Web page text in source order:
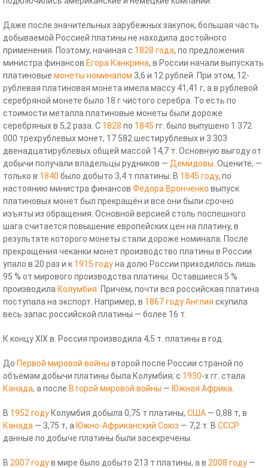
Даже после значительных зарубежных закупок, большая часть
добываемой Россией платины не находила достойного
применения. Поэтому, начиная с 1828 года, по предложения
министра финансов Егора Канкрина, в России начали выпускать
платиновые монеты номиналом 3,6 и 12 рублей. При этом, 12-
рублевая платиновая монета имела массу 41,41 г, а в рублевой
серебряной монете было 18 г чистого серебра. То есть по
стоимости металла платиновые монеты были дороже
серебряных в 5,2 раза. С 1828 по 1845 гг. было выпушено 1 372
000 трехрублевых монет, 17 582 шестирублевых и 3 303
двенадцатирублевых общей массой 14,7 т. Основную выгоду от
добычи получали владельцы рудников — Демидовы . Оцените, —
только в 1840 было добыто 3,4 т платины. В 1845 году, по
настоянию министра финансов Фёдора Вронченко выпуск
платиновых монет был прекращён и все они были срочно
изъяты из обращения. Основной версией столь поспешного
шага считается повышение европейских цен на платину, в
результате которого монеты стали дороже номинала. После
прекращения чеканки монет производство платины в России
упало в 20 раз и к 1915 годуна долю России приходилось лишь
95 % от мирового производства платины. Оставшиеся 5 %
производила Колумбия . Причем, почти вся российская платина
поступала на экспорт. Например, в 1867 годуАнглия скупила
весь запас российской платины — более 16 т.
К концу XIX в. Россия производила 4,5 т. платины в год.
До Первой мировой войны второй после России страной по
объемам добычи платины была Колумбия; с 1930-х гг. стала
Канада, а после Второй мировой войны — Южная Африка
В 1952 году Колумбия добыла 0,75 т платины, США — 0,88 т, в
Канада — 3,75 т, а Южно-Африканский Союз — 7,2 т. В СССР
данные по добыче платины были засекречены.
В 2007 годув мире было добыто 213 т платины, а в 2008 году —